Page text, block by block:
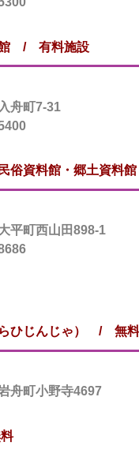
館 / 有料施設
舟町7-31
俗資料館・郷土資料館
平町西山田898-1
ひじんじゃ） / 無料
舟町小野寺4697